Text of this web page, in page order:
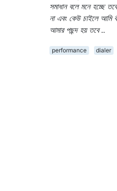
সমাধান বলে মনে হচ্ছে
না এবং কেউ চাইলে আমি
আমার পছন্দ হয় তবে ..
performance
dialer